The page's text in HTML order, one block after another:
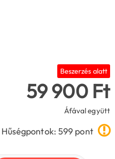
Beszerzés alatt
59 900 Ft
Áfával együtt
Hűségpontok: 599 pont